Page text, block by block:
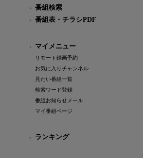
番組検索
番組表・チラシPDF
マイメニュー
リモート録画予約
お気に入りチャンネル
見たい番組一覧
検索ワード登録
番組お知らせメール
マイ番組ページ
ランキング